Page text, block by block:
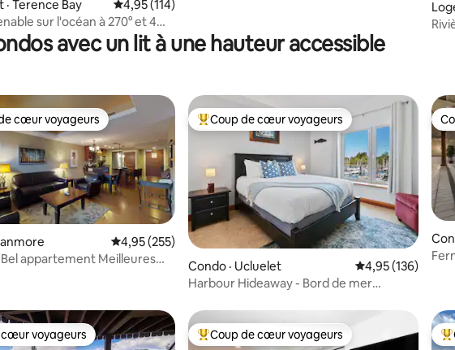
Terence Bay Note moyenne de 4,95 sur 5, 114 commentaires
4,95 (114)
sur l'océan à 270° et 4
privés!avec un lit à une hauteur accessible
5, 237 commentaires
cœur voyageurs parmi les plus aimés
cœur voyageurs
Note moyenne de 4,95 sur 5, 255 commentaires
4,95 (255)
appartement Meilleures
Coup de cœur voyageurs parmi les plus aimés
Coup de cœur voyageurs
Condo · Ucluelet Note moyenne
4,95 (136)
Harbour Hideaway - Bord de mer
voyageurs
voyageurs Coup de cœur voyageurs parmi les plus aimés
Coup de cœur voyageurs